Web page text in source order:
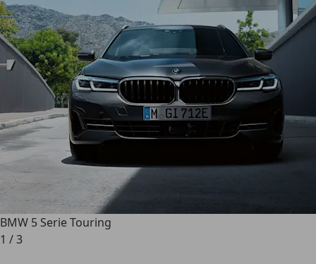
BMW 5 Serie Touring
1 /3